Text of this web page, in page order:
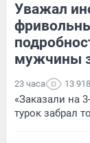
Уважал
мужчины
23 часа 13 918
«Заказали на
турок забрал